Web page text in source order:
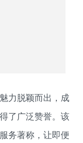
力脱颖而出，成
了广泛赞誉。该
务著称，让即便